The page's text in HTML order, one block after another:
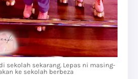
sekolah sekarang. Lepas ni masing-
ke sekolah berbeza